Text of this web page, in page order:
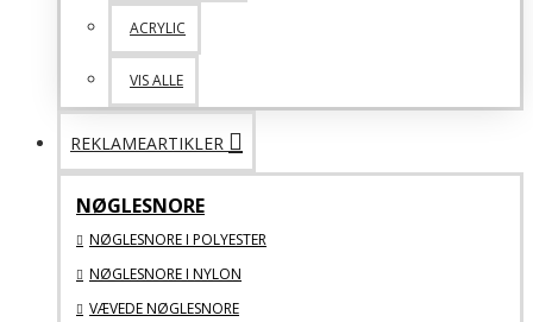
ACRYLIC
VIS ALLE
REKLAMEARTIKLER
NØGLESNORE
NØGLESNORE I POLYESTER
NØGLESNORE I NYLON
VÆVEDE NØGLESNORE